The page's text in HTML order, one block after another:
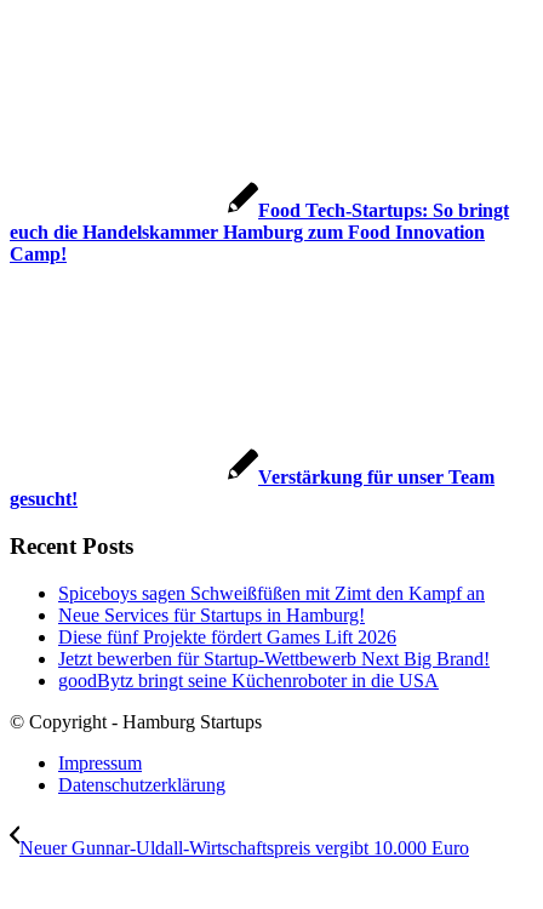
Food Tech-Startups: So bringt
euch die Handelskammer Hamburg zum Food Innovation
Camp!
Verstärkung für unser Team
gesucht!
Recent Posts
Spiceboys sagen Schweißfüßen mit Zimt den Kampf an
Neue Services für Startups in Hamburg!
Diese fünf Projekte fördert Games Lift 2026
Jetzt bewerben für Startup-Wettbewerb Next Big Brand!
goodBytz bringt seine Küchenroboter in die USA
© Copyright - Hamburg Startups
Impressum
Datenschutzerklärung
Neuer Gunnar-Uldall-Wirtschaftspreis vergibt 10.000 Euro